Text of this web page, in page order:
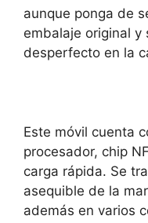
aunque ponga de
embalaje original y
desperfecto en la
Este móvil cuenta
procesador, chip
carga rápida. Se
asequible de la
además en varios